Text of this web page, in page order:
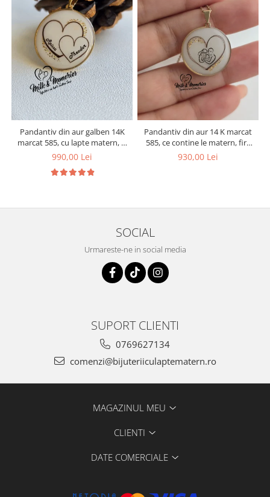
Pandantiv din aur galben 14K
marcat 585, cu lapte matern, si
inimioare din suvita de par a
copiilor
990,00 Lei
Pandantiv din aur 14 K marcat
585, ce contine le matern, fire
de par si foita aurie
930,00 Lei
SOCIAL
Urmareste-ne in social media
SUPORT CLIENTI
0769627134
comenzi@bijuteriiculaptematern.ro
MAGAZINUL MEU
CLIENTI
DATE COMERCIALE